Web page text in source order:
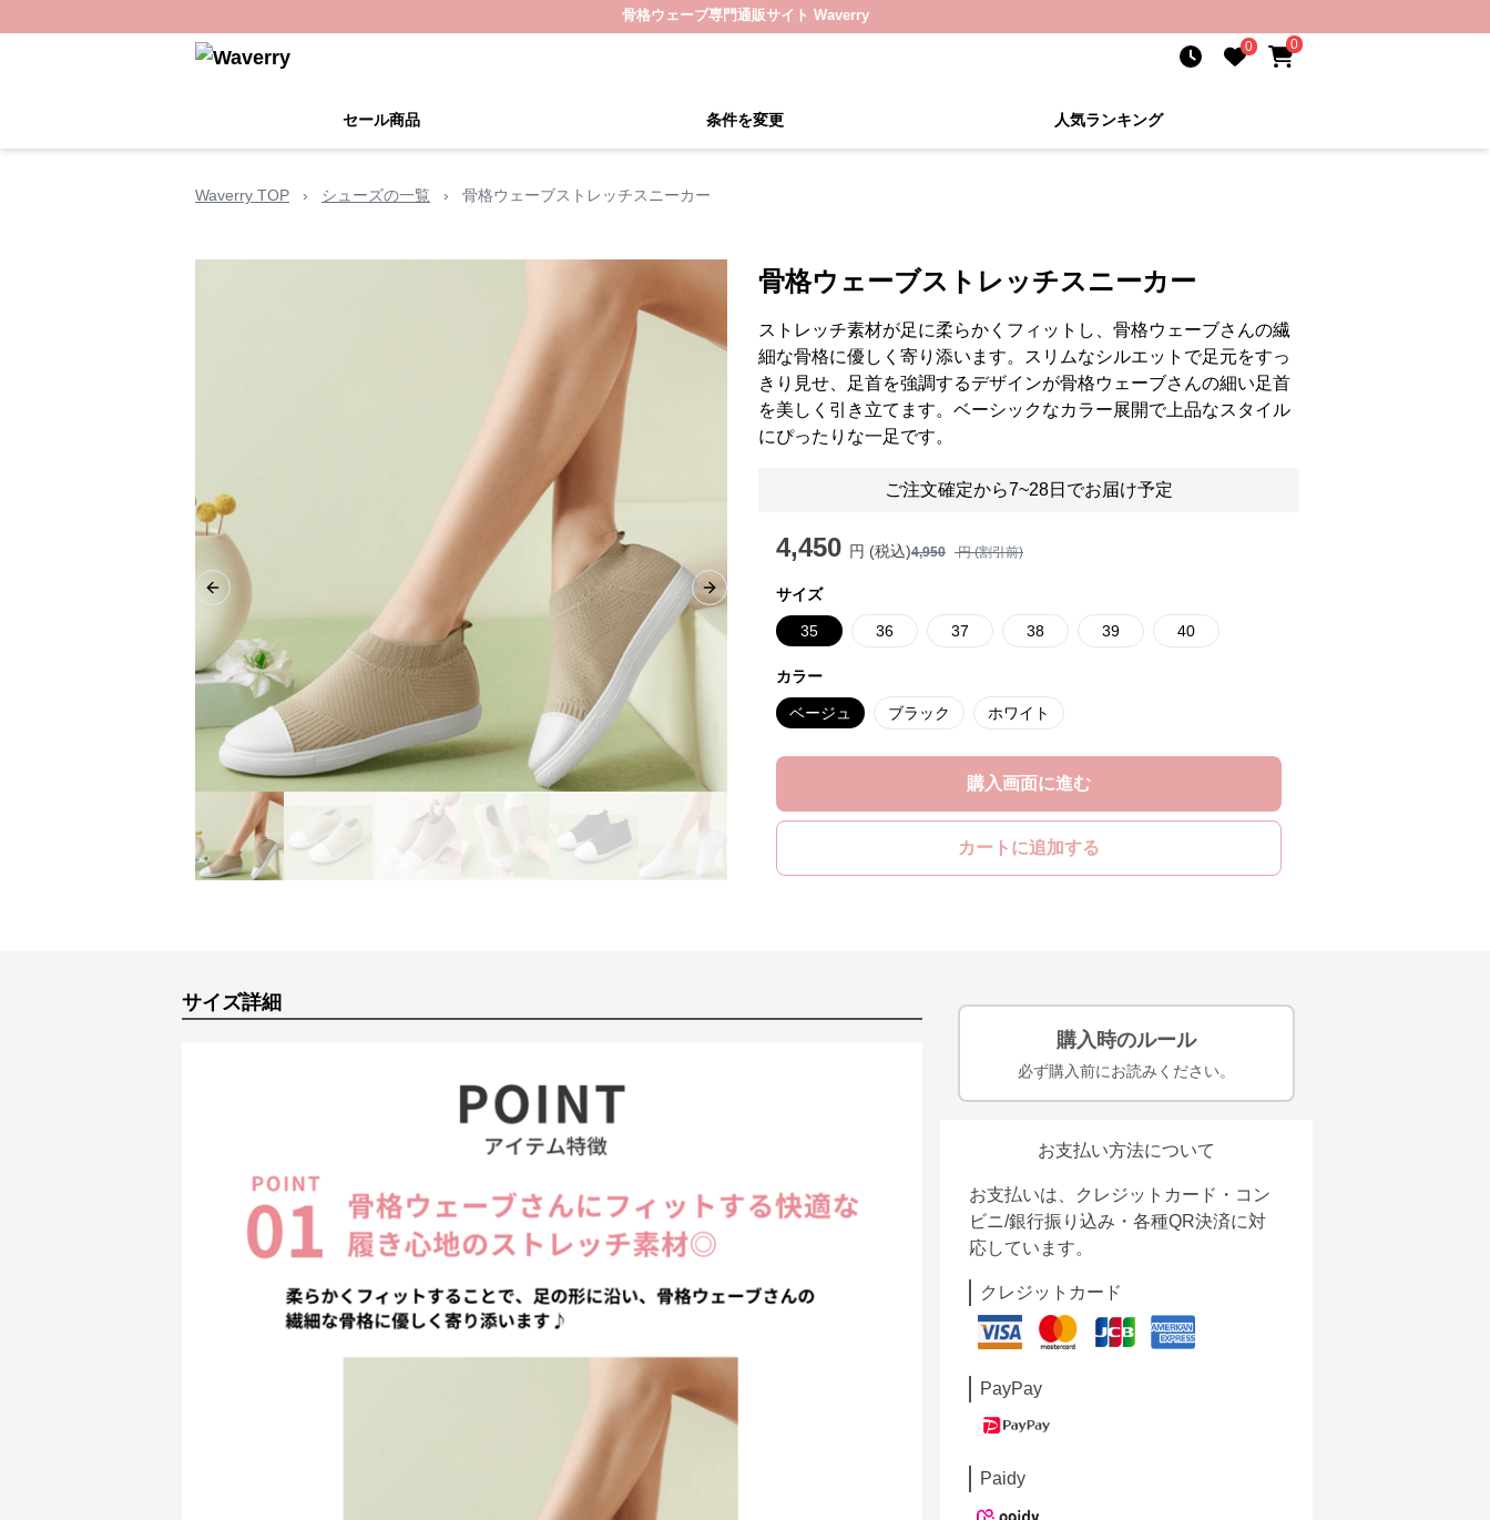
骨格ウェーブ専門通販サイト Waverry
0 0
セール商品 条件を変更 人気ランキング
Waverry TOP › シューズの一覧 › 骨格ウェーブストレッチスニーカー
Previous slide Next slide
骨格ウェーブストレッチスニーカー
ストレッチ素材が足に柔らかくフィットし、骨格ウェーブさんの繊
細な骨格に優しく寄り添います。スリムなシルエットで足元をすっ
きり見せ、足首を強調するデザインが骨格ウェーブさんの細い足首
を美しく引き立てます。ベーシックなカラー展開で上品なスタイル
にぴったりな一足です。
ご注文確定から7~28日でお届け予定
4,450 円 (税込)4,950 円 (割引前)
サイズ
35 36 37 38 39 40
カラー
ベージュ ブラック ホワイト
購入画面に進む
カートに追加する
サイズ詳細
購入時のルール
必ず購入前にお読みください。
お支払い方法について
お支払いは、クレジットカード・コン
ビニ/銀行振り込み・各種QR決済に対
応しています。
クレジットカード
PayPay
Paidy